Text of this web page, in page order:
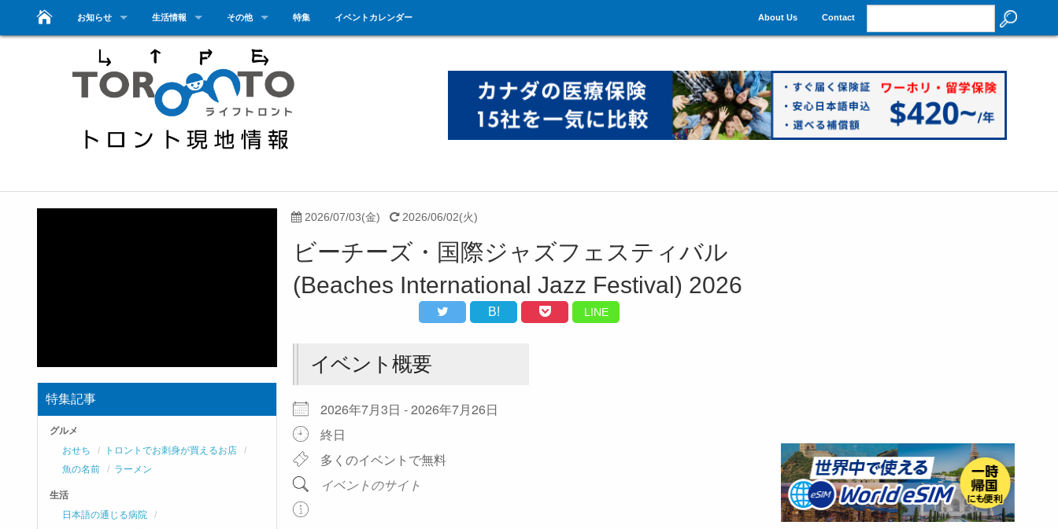
お知らせ 生活情報 その他 特集 イベントカレンダー About Us Contact
2026/07/03(金) 2026/06/02(火)
ビーチーズ・国際ジャズフェスティバル
(Beaches International Jazz Festival) 2026
B! LINE
イベント概要
2026年7月3日 - 2026年7月26日
終日
多くのイベントで無料
イベントのサイト
特集記事
グルメ
おせち
トロントでお刺身が買えるお店
魚の名前
ラーメン
生活
日本語の通じる病院